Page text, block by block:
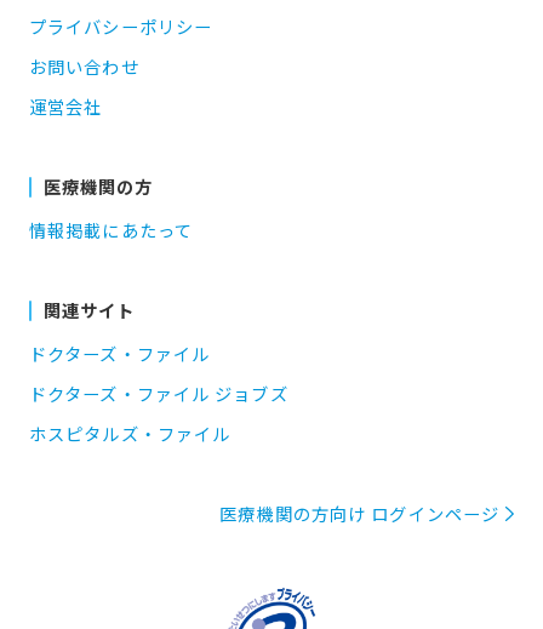
プライバシーポリシー
お問い合わせ
運営会社
医療機関の方
情報掲載にあたって
関連サイト
ドクターズ・ファイル
ドクターズ・ファイル ジョブズ
ホスピタルズ・ファイル
医療機関の方向け ログインページ